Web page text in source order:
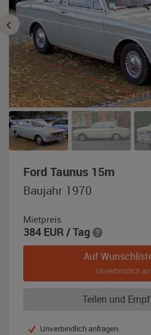
Ford Taunus 15m
Baujahr 1970
Mietpreis
384 EUR / Tag
Auf
Unverbindlich
Teilen und
Unverbindlich anfragen